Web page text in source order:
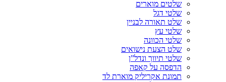
שלטים מוארים
שלטי דגל
שלט תאורה לבניין
שלטי עץ
שלטי הכוונה
שלט הצעת נישואים
שלטי תיווך ונדל”ן
הדפסה על קאפה
תמונת אקריליק מוארת לד